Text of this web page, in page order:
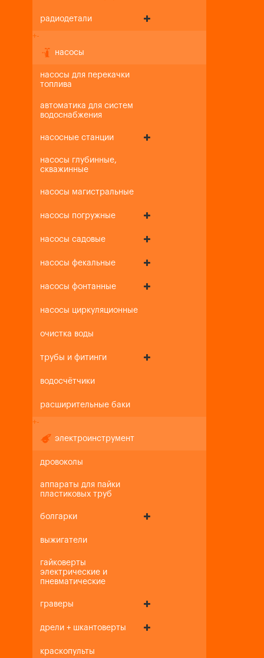
радиодетали
+-
насосы
насосы для перекачки
топлива
автоматика для систем
водоснабжения
насосные станции
насосы глубинные,
скважинные
насосы магистральные
насосы погружные
насосы садовые
насосы фекальные
насосы фонтанные
насосы циркуляционные
очистка воды
трубы и фитинги
водосчётчики
расширительные баки
+-
электроинструмент
дровоколы
аппараты для пайки
пластиковых труб
болгарки
выжигатели
гайковерты
электрические и
пневматические
граверы
дрели + шкантоверты
краскопульты